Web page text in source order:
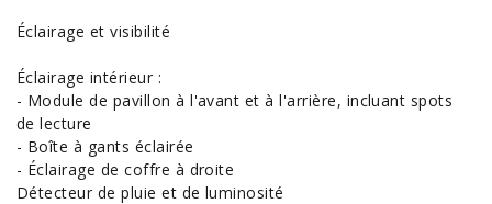
Éclairage et visibilité
Éclairage intérieur :
- Module de pavillon à l'avant et à l'arrière, incluant spots
de lecture
- Boîte à gants éclairée
- Éclairage de coffre à droite
Détecteur de pluie et de luminosité